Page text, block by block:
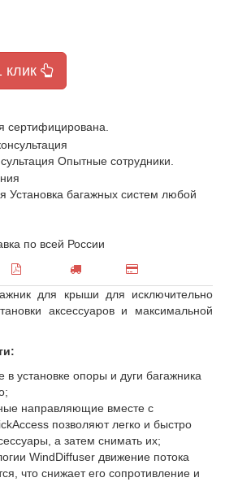
клик
сертифицирована.
Опытные сотрудники.
Установка багажных систем любой
по всей России
для крыши для исключительно
аксессуаров и максимальной
в установке опоры и дуги багажника
направляющие вместе с
позволяют легко и быстро
а затем снимать их;
WindDiffuser движение потока
что снижает его сопротивление и